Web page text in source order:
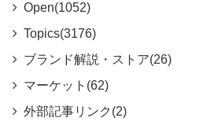
Open(1052)
Topics(3176)
ブランド解説・ストア(26)
マーケット(62)
外部記事リンク(2)